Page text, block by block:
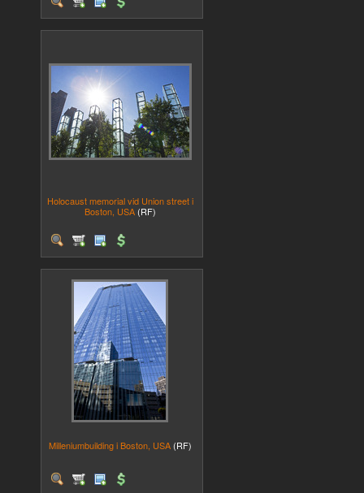
Holocaust memorial vid Union street i
Boston, USA (RF)
Milleniumbuilding i Boston, USA (RF)